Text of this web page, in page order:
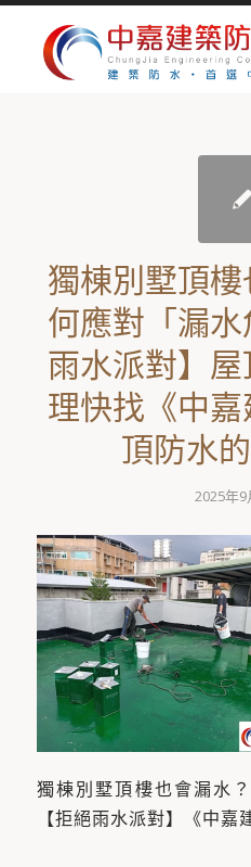
獨棟別墅頂
何應對「漏
雨水派對】
理快找《中
頂防水
2025年9
獨棟別墅頂樓也會漏水
【拒絕雨水派對】《中嘉